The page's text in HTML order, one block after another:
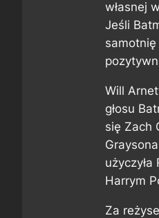
własnej
Jeśli
Will
głosu
się Zach
Harrym
Za